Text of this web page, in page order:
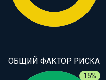
ОБЩИЙ ФАКТОР РИСКА
15%